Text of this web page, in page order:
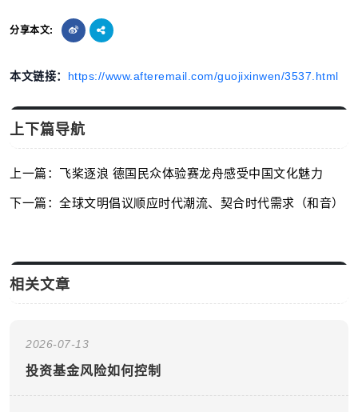
分享本文:
本文链接： https://www.afteremail.com/guojixinwen/3537.html
上下篇导航
上一篇：飞桨逐浪 德国民众体验赛龙舟感受中国文化魅力
下一篇：全球文明倡议顺应时代潮流、契合时代需求（和音）
相关文章
2026-07-13
投资基金风险如何控制